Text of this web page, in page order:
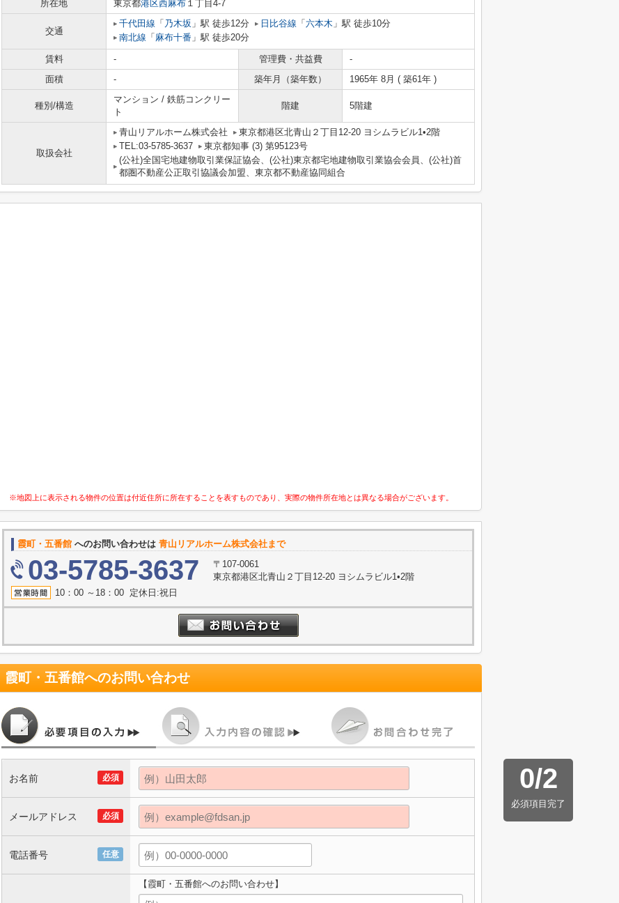
所在地 東京都港区西麻布 １丁目4-7
交通
千代田線 「 乃木坂 」駅 徒歩12分 日比谷線 「 六本木 」駅 徒歩10分
南北線 「 麻布十番 」駅 徒歩20分
賃料 - 管理費・共益費
-
面積
- 築年月（築年数） 1965年 8月 ( 築61年 )
種別/構造
マンション / 鉄筋コンクリー
ト
階建 5階建
取扱会社
青山リアルホーム株式会社
東京都港区北青山２丁目12-20 ヨシムラビル1•2階
TEL:03-5785-3637
東京都知事 (3) 第95123号
(公社)全国宅地建物取引業保証協会、(公社)東京都宅地建物取引業協会会員、(公社)首
都圏不動産公正取引協議会加盟、東京都不動産協同組合
※地図上に表示される物件の位置は付近住所に所在することを表すものであり、実際の物件所在地とは異なる場合がございます。
霞町・五番館 へのお問い合わせは 青山リアルホーム株式会社まで
03-5785-3637
〒107-0061
東京都港区北青山２丁目12-20 ヨシムラビル1•2階
10：00 ～18：00 定休日:祝日
霞町・五番館へのお問い合わせ
0/2
必須項目完了
必須
お名前
必須
メールアドレス
任意
電話番号
【霞町・五番館へのお問い合わせ】